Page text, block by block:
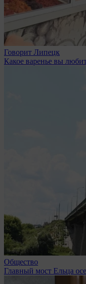
Говорит Липецк
Какое варенье вы
Общество
Главный мост Ельца